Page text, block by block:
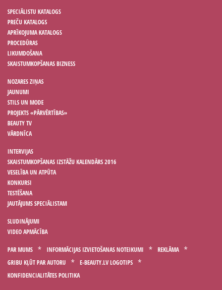
SPECIĀLISTU KATALOGS
PREČU KATALOGS
APRĪKOJUMA KATALOGS
PROCEDŪRAS
LIKUMDOŠANA
SKAISTUMKOPŠANAS BIZNESS
NOZARES ZIŅAS
JAUNUMI
STILS UN MODE
PROJEKTS «PĀRVĒRTĪBAS»
BEAUTY TV
VĀRDNĪCA
INTERVIJAS
SKAISTUMKOPŠANAS IZSTĀŽU KALENDĀRS 2016
VESELĪBA UN ATPŪTA
KONKURSI
TESTĒŠANA
JAUTĀJUMS SPECIĀLISTAM
SLUDINĀJUMI
VIDEO APMĀCĪBA
PAR MUMS INFORMĀCIJAS IZVIETOŠANAS NOTEIKUMI
REKLĀMA
GRIBU KĻŪT PAR AUTORU
E-BEAUTY.LV LOGOTIPS
KONFIDENCIALITĀTES POLITIKA